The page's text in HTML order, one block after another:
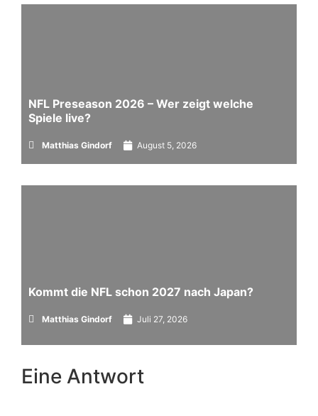
NFL Preseason 2026 – Wer zeigt welche
Spiele live?
Matthias Gindorf August 5, 2026
Kommt die NFL schon 2027 nach Japan?
Matthias Gindorf Juli 27, 2026
Eine Antwort